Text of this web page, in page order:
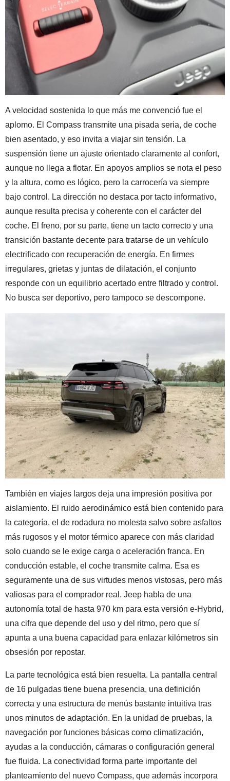
A velocidad sostenida lo que más me convenció fue el
aplomo. El Compass transmite una pisada seria, de coche
bien asentado, y eso invita a viajar sin tensión. La
suspensión tiene un ajuste orientado claramente al confort,
aunque no llega a flotar. En apoyos amplios se nota el peso
y la altura, como es lógico, pero la carrocería va siempre
bajo control. La dirección no destaca por tacto informativo,
aunque resulta precisa y coherente con el carácter del
coche. El freno, por su parte, tiene un tacto correcto y una
transición bastante decente para tratarse de un vehículo
electrificado con recuperación de energía. En firmes
irregulares, grietas y juntas de dilatación, el conjunto
responde con un equilibrio acertado entre filtrado y control.
No busca ser deportivo, pero tampoco se descompone.
También en viajes largos deja una impresión positiva por
aislamiento. El ruido aerodinámico está bien contenido para
la categoría, el de rodadura no molesta salvo sobre asfaltos
más rugosos y el motor térmico aparece con más claridad
solo cuando se le exige carga o aceleración franca. En
conducción estable, el coche transmite calma. Esa es
seguramente una de sus virtudes menos vistosas, pero más
valiosas para el comprador real. Jeep habla de una
autonomía total de hasta 970 km para esta versión e-Hybrid,
una cifra que depende del uso y del ritmo, pero que sí
apunta a una buena capacidad para enlazar kilómetros sin
obsesión por repostar.
La parte tecnológica está bien resuelta. La pantalla central
de 16 pulgadas tiene buena presencia, una definición
correcta y una estructura de menús bastante intuitiva tras
unos minutos de adaptación. En la unidad de pruebas, la
navegación por funciones básicas como climatización,
ayudas a la conducción, cámaras o configuración general
fue fluida. La conectividad forma parte importante del
planteamiento del nuevo Compass, que además incorpora